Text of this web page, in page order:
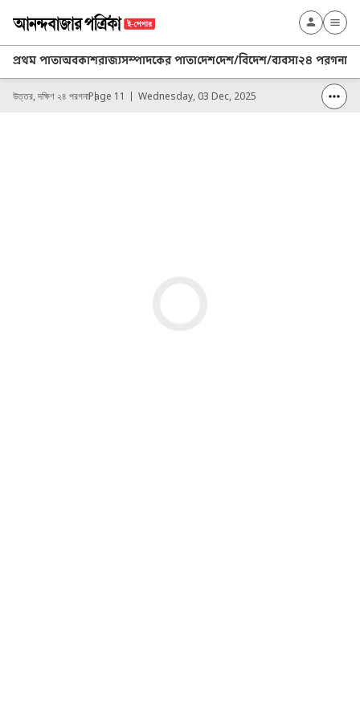
প্রথম পাতাঅবকাশরাজ্যসম্পাদকের পাতাদেশদেশ/বিদেশ/ব্যবসা২৪ পরগনা
উত্তর, দক্ষিণ ২৪ পরগনাPage 11 Wednesday, 03 Dec, 2025